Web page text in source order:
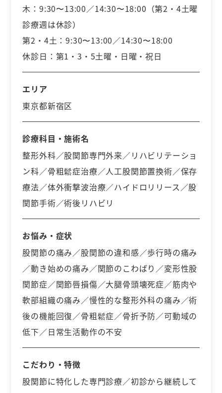
木：9:30〜13:00／14:30〜18:00（第2・4土曜
診療週は休診）
第2・4土：9:30〜13:00／14:30〜18:00
休診日：第1・3・5土曜・日曜・祝日
エリア
東京都新宿区
診療科目・施術名
整形外科／股関節専門外来／リハビリテーショ
ン科／骨粗鬆症治療／人工股関節置換術／保存
療法／体外衝撃波治療／ハイドロリリース／股
関節手術／術後リハビリ
お悩み・症状
股関節の痛み／股関節の違和感／歩行時の痛み
／動き始めの痛み／関節のこわばり／変形性股
関節症／関節唇損傷／大腿骨頭壊死症／筋肉や
軟部組織の痛み／慢性的な整形外科の痛み／術
後の機能回復／骨粗鬆症／骨折予防／可動域の
低下／日常生活動作の不安
こだわり・特徴
股関節に特化した専門診療／初診から継続して